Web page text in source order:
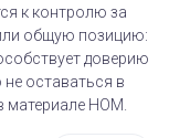
к контролю за
общую позицию:
доверию
оставаться в
материале НОМ.